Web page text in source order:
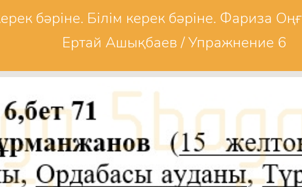
бәріне. Білім керек бәріне. Фариза
Ертай Ашықбаев / Упражнение 6